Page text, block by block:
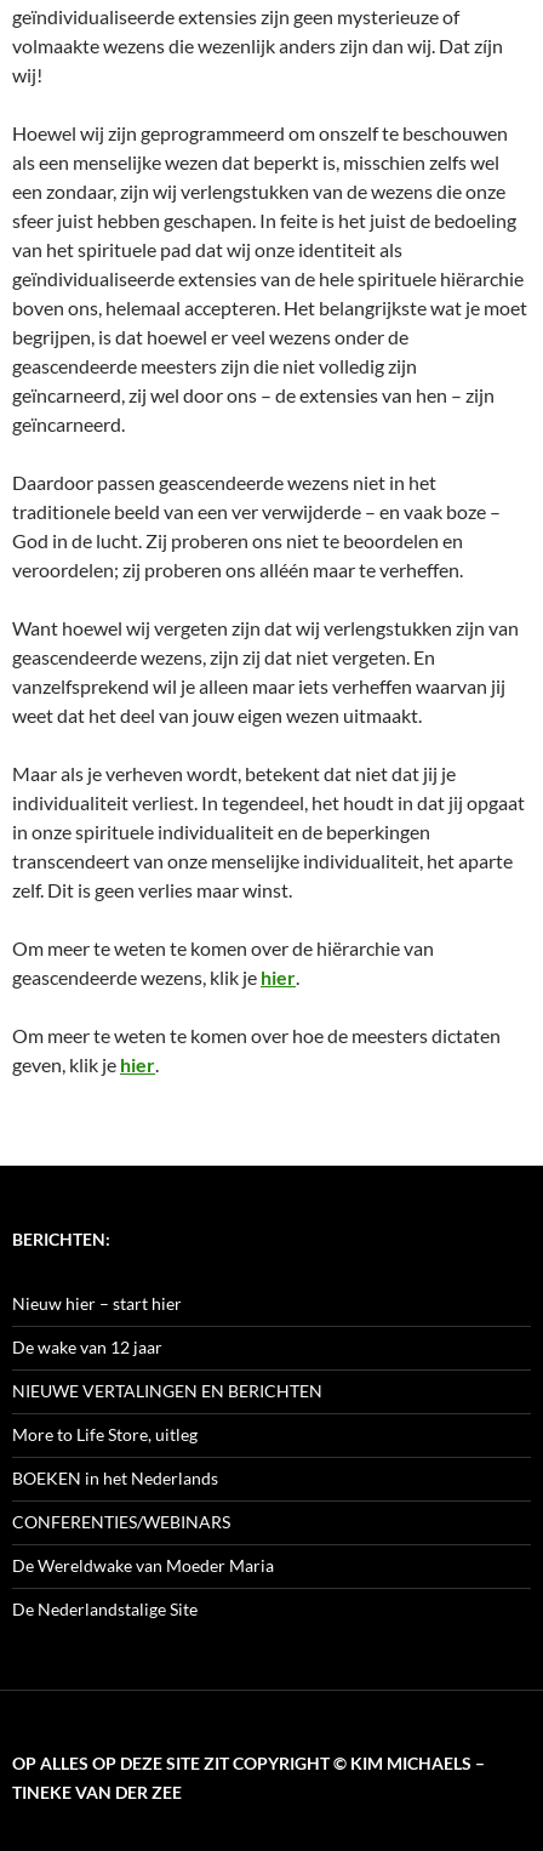
geïndividualiseerde extensies zijn geen mysterieuze of
volmaakte wezens die wezenlijk anders zijn dan wij. Dat zíjn
wij!
Hoewel wij zijn geprogrammeerd om onszelf te beschouwen
als een menselijke wezen dat beperkt is, misschien zelfs wel
een zondaar, zijn wij verlengstukken van de wezens die onze
sfeer juist hebben geschapen. In feite is het juist de bedoeling
van het spirituele pad dat wij onze identiteit als
geïndividualiseerde extensies van de hele spirituele hiërarchie
boven ons, helemaal accepteren. Het belangrijkste wat je moet
begrijpen, is dat hoewel er veel wezens onder de
geascendeerde meesters zijn die niet volledig zijn
geïncarneerd, zij wel door ons – de extensies van hen – zijn
geïncarneerd.
Daardoor passen geascendeerde wezens niet in het
traditionele beeld van een ver verwijderde – en vaak boze –
God in de lucht. Zij proberen ons niet te beoordelen en
veroordelen; zij proberen ons alléén maar te verheffen.
Want hoewel wij vergeten zijn dat wij verlengstukken zijn van
geascendeerde wezens, zijn zij dat niet vergeten. En
vanzelfsprekend wil je alleen maar iets verheffen waarvan jij
weet dat het deel van jouw eigen wezen uitmaakt.
Maar als je verheven wordt, betekent dat niet dat jij je
individualiteit verliest. In tegendeel, het houdt in dat jij opgaat
in onze spirituele individualiteit en de beperkingen
transcendeert van onze menselijke individualiteit, het aparte
zelf. Dit is geen verlies maar winst.
Om meer te weten te komen over de hiërarchie van
geascendeerde wezens, klik je hier.
Om meer te weten te komen over hoe de meesters dictaten
geven, klik je hier.
BERICHTEN:
Nieuw hier – start hier
De wake van 12 jaar
NIEUWE VERTALINGEN EN BERICHTEN
More to Life Store, uitleg
BOEKEN in het Nederlands
CONFERENTIES/WEBINARS
De Wereldwake van Moeder Maria
De Nederlandstalige Site
OP ALLES OP DEZE SITE ZIT COPYRIGHT © KIM MICHAELS –
TINEKE VAN DER ZEE